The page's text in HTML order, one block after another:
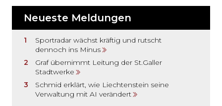
Neueste Meldungen
Sportradar wächst kräftig und rutscht
dennoch ins Minus
Graf übernimmt Leitung der St.Galler
Stadtwerke
Schmid erklärt, wie Liechtenstein seine
Verwaltung mit AI verändert